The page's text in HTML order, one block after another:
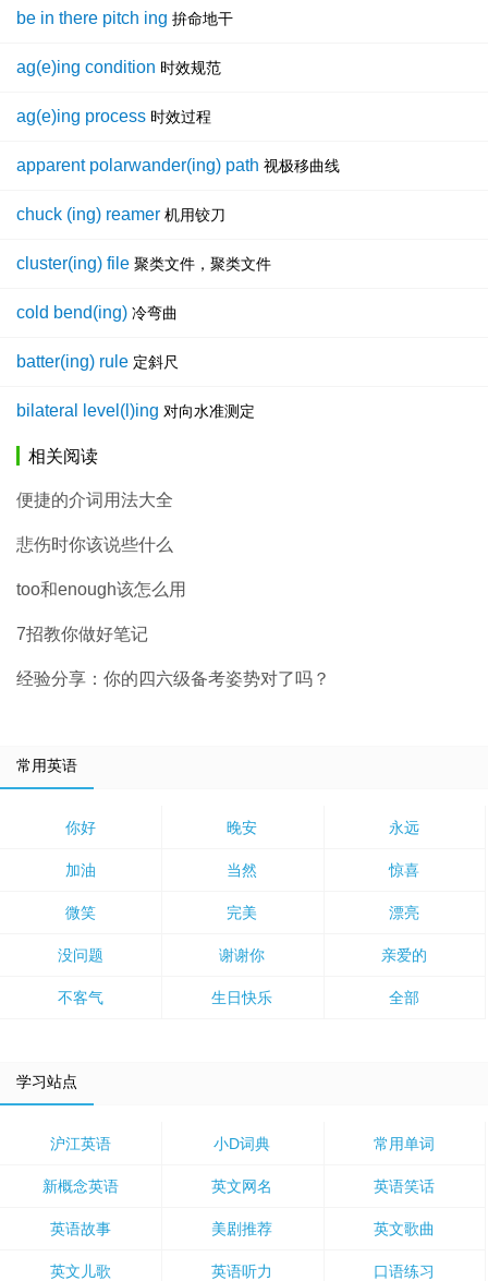
be in there pitch ing 拚命地干
ag(e)ing condition 时效规范
ag(e)ing process 时效过程
apparent polarwander(ing) path 视极移曲线
chuck (ing) reamer 机用铰刀
cluster(ing) file 聚类文件，聚类文件
cold bend(ing) 冷弯曲
batter(ing) rule 定斜尺
bilateral level(l)ing 对向水准测定
相关阅读
便捷的介词用法大全
悲伤时你该说些什么
too和enough该怎么用
7招教你做好笔记
经验分享：你的四六级备考姿势对了吗？
常用英语
你好 晚安 永远
加油 当然 惊喜
微笑 完美 漂亮
没问题 谢谢你 亲爱的
不客气 生日快乐 全部
学习站点
沪江英语 小D词典 常用单词
新概念英语 英文网名 英语笑话
英语故事 美剧推荐 英文歌曲
英文儿歌 英语听力 口语练习